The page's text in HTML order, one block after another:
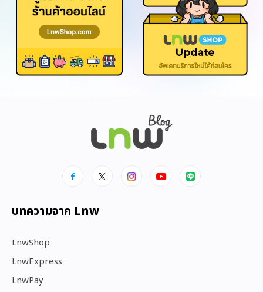
บทความจาก Lnw
LnwShop
LnwExpress
LnwPay